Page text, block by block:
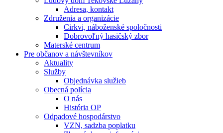
Adresa, kontakt
Združenia a organizácie
Cirkvi, náboženské spoločnosti
Dobrovoľný hasičský zbor
Materské centrum
Pre občanov a návštevníkov
Aktuality
Služby
Objednávka služieb
Obecná polícia
O nás
História OP
Odpadové hospodárstvo
VZN, sadzba poplatku